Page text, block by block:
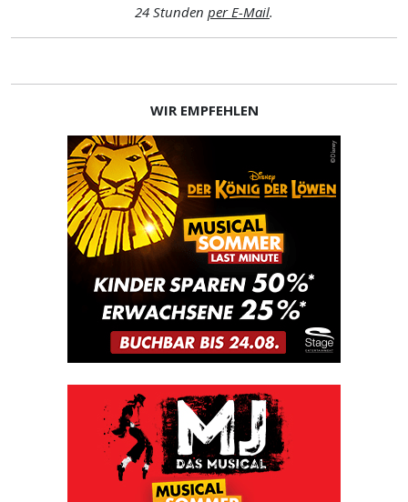
24 Stunden per E-Mail.
WIR EMPFEHLEN